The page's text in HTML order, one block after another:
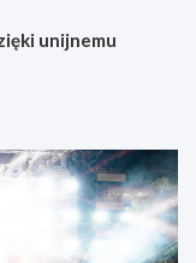
unijnemu